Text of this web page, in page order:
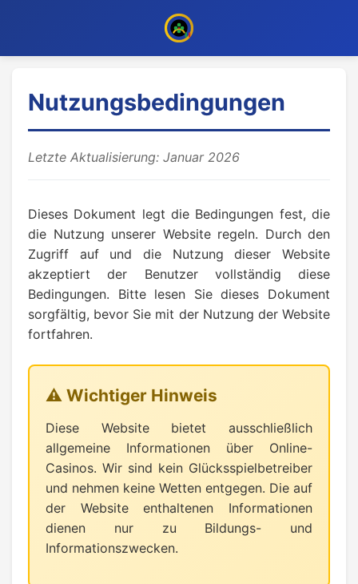
Nutzungsbedingungen
Letzte Aktualisierung: Januar 2026
Dieses Dokument legt die Bedingungen fest, die
die Nutzung unserer Website regeln. Durch den
Zugriff auf und die Nutzung dieser Website
akzeptiert der Benutzer vollständig diese
Bedingungen. Bitte lesen Sie dieses Dokument
sorgfältig, bevor Sie mit der Nutzung der Website
fortfahren.
⚠️ Wichtiger Hinweis
Diese Website bietet ausschließlich
allgemeine Informationen über Online-
Casinos. Wir sind kein Glücksspielbetreiber
und nehmen keine Wetten entgegen. Die auf
der Website enthaltenen Informationen
dienen nur zu Bildungs- und
Informationszwecken.